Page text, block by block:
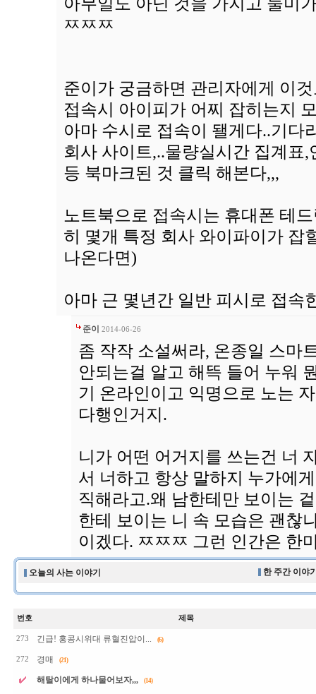
ㅉㅉㅉ
준이가 궁금하면 관리자에게 이
접속시 아이피가 어찌 잡히는지
아마 수시로 접속이 됄게다..기다
회사 사이트,..물량실시간 집계표,
등 북마크된 것 클릭 해본다,,,
노트북으로 접속시는 휴대폰 테
히 몇개 특정 회사 와이파이가 잡
나온다면)
아마 근 몇년간 일반 피시로 접속
준이 2014-06-26
좀 작작 소설써라, 온종일 스마
안되는걸 알고 해뜩 들어 누워
기 온라인이고 익명으로 노는
다행인거지.
니가 어떤 어거지를 쓰는건 너
서 너하고 항상 말하지 누가에
직해라고.왜 남한테만 보이는
한테 보이는 니 속 모습은 괜찮
이겠다. ㅉㅉㅉ 그런 인간은 한
오늘의 사는 이야기 한 주간 이야
번호 제목
273 긴급! 홍콩시위대 류혈진압이... (6)
272 경매 (21)
해탈이에게 하나물어보자,,, (14)